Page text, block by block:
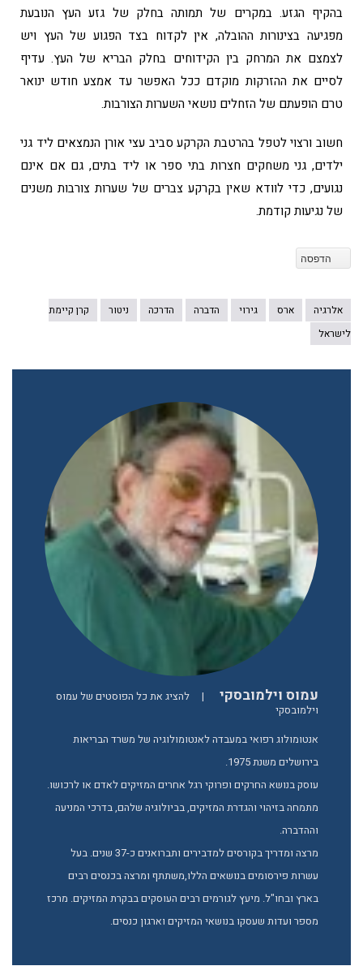
בהקיף הגזע. במקרים של תמותה בחלק של גזע העץ הנובעת
מפגיעה בצינורות ההובלה, אין לקדוח בצד הפגוע של העץ ויש
לצמצם את המרחק בין הקידוחים בחלק הבריא של העץ. עדיף
לסיים את ההזרקות מוקדם ככל האפשר עד אמצע חודש ינואר
טרם הופעתם של הזחלים נושאי השערות הצורבות.
חשוב ורצוי לטפל בהרטבת הקרקע סביב עצי אורן הנמצאים ליד גני
ילדים, גני משחקים חצרות בתי ספר או ליד בתים, גם אם אינם
נגועים, כדי לוודא שאין בקרקע צברים של שערות צורבות משנים
של נגיעות קודמת.
הדפסה
אלרגיה ארס גירוי הדברה הדרכה ניטור
קרן קיימת
לישראל
עמוס וילמובסקי |
להציג את כל הפוסטים של עמוס
וילמובסקי
אנטומולוג רפואי במעבדה לאנטומולוגיה של משרד הבריאות
בירושלים משנת 1975.
עוסק בנושא החרקים ופרוקי רגל אחרים המזיקים לאדם או לרכושו.
מתמחה בזיהוי והגדרת המזיקים, בביולוגיה שלהם, בדרכי המניעה
וההדברה.
מרצה ומדריך בקורסים למדבירים ותברואנים כ-37 שנים. בעל
עשרות פירסומים בנושאים הללו,משתתף ומרצה בכנסים רבים
בארץ ובחו"ל. מיעץ לגורמים רבים העוסקים בבקרת המזיקים. מרכז
מספר ועדות שעסקו בנושאי המזיקים וארגון כנסים.